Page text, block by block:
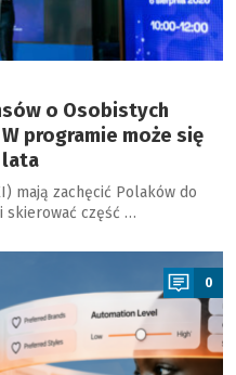
o Osobistych
programie może się
lata
mają zachęcić Polaków do
skierować część …
0